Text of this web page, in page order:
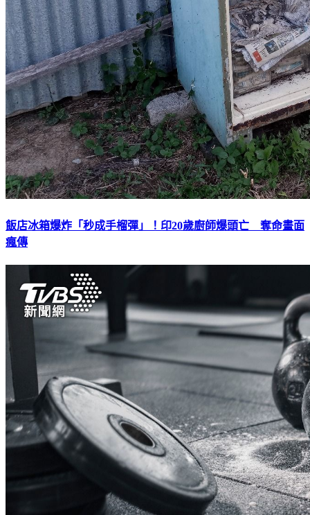
飯店冰箱爆炸「秒成手榴彈」！印20歲廚師爆頭亡 奪命畫面
瘋傳